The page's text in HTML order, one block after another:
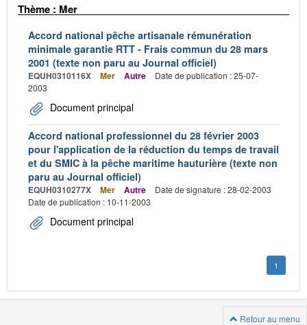
Thème : Mer
Accord national pêche artisanale rémunération
minimale garantie RTT - Frais commun du 28 mars
2001 (texte non paru au Journal officiel)
EQUH0310116X Mer Autre
Date de publication : 25-07-
2003
Document principal
Accord national professionnel du 28 février 2003
pour l'application de la réduction du temps de travail
et du SMIC à la pêche maritime hauturière (texte non
paru au Journal officiel)
EQUH0310277X Mer Autre
Date de signature : 28-02-2003
Date de publication : 10-11-2003
Document principal
1
Retour au menu